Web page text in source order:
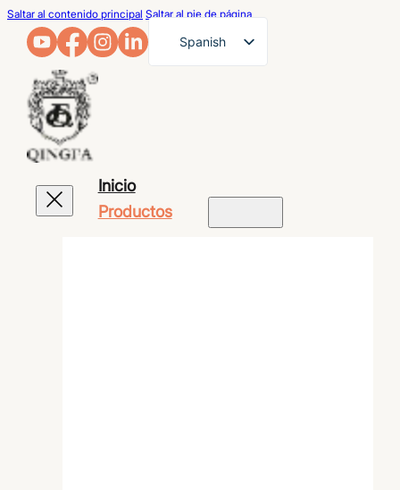
Saltar al contenido principal Saltar al pie de página
Spanish
Inicio
Productos